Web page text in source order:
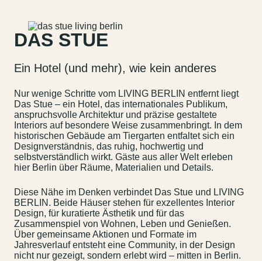
Kontakt
Jobs
Wedding Planner
Storeplan
Anfahrt & Parken
Nachhaltigkeit
DAS STUE
Ein Hotel (und mehr), wie kein anderes
Nur wenige Schritte vom LIVING BERLIN entfernt liegt
Das Stue – ein Hotel, das internationales Publikum,
anspruchsvolle Architektur und präzise gestaltete
Interiors auf besondere Weise zusammenbringt. In dem
historischen Gebäude am Tiergarten entfaltet sich ein
Designverständnis, das ruhig, hochwertig und
selbstverständlich wirkt. Gäste aus aller Welt erleben
hier Berlin über Räume, Materialien und Details.
Diese Nähe im Denken verbindet Das Stue und LIVING
BERLIN. Beide Häuser stehen für exzellentes Interior
Design, für kuratierte Ästhetik und für das
Zusammenspiel von Wohnen, Leben und Genießen.
Über gemeinsame Aktionen und Formate im
Jahresverlauf entsteht eine Community, in der Design
nicht nur gezeigt, sondern erlebt wird – mitten in Berlin.